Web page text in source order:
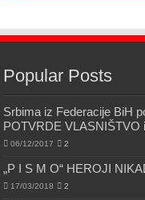
Popular Posts
Srbima iz Federacije BiH
POTVRDE
06/12/2017 2
„P I S M O“ HEROJI
17/03/2018 2